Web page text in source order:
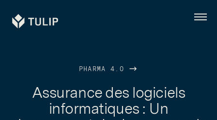
Tulip Menu
PHARMA 4.0
Assurance des logiciels
informatiques : Un